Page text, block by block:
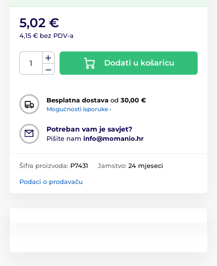
5,02 €
4,15 € bez PDV-a
Dodati u košaricu
Besplatna dostava od 30,00 €
Mogućnosti isporuke ›
Potreban vam je savjet?
Pišite nam info@momanio.hr
Šifra proizvoda: P7431 Jamstvo: 24 mjeseci
Podaci o prodavaču